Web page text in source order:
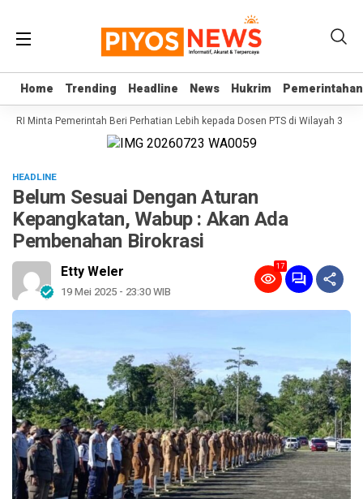
Home Trending Headline News Hukrim Pemerintahan
Home Trending Headline News Hukrim Pemerintahan
RI Minta Pemerintah Beri Perhatian Lebih kepada Dosen PTS di Wilayah 3T
HEADLINE
Belum Sesuai Dengan Aturan
Kepangkatan, Wabup : Akan Ada
Pembenahan Birokrasi
Etty Weler
19 Mei 2025 - 23:30 WIB
17